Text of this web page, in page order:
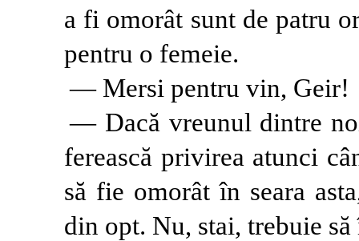
a fi omorât sunt de patru
pentru o femeie.
— Mersi pentru vin, Geir!
— Dacă vreunul dintre
ferească privirea atunci
să fie omorât în seara
din opt. Nu, stai, trebuie